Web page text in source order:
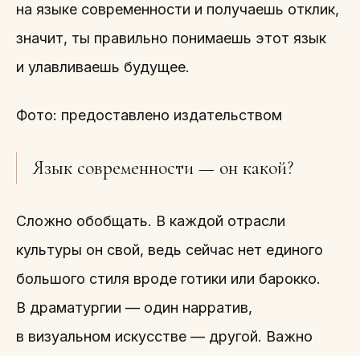
на языке современности и получаешь отклик,
значит, ты правильно понимаешь этот язык
и улавливаешь будущее.
Фото: предоставлено издательством
Язык современности — он какой?
Сложно обобщать. В каждой отрасли
культуры он свой, ведь сейчас нет единого
большого стиля вроде готики или барокко.
В драматургии — один нарратив,
в визуальном искусстве — другой. Важно